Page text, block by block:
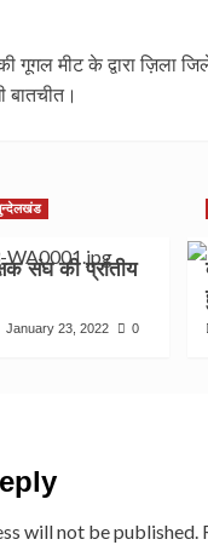
गूगल मीट के द्वारा ज़िला
बातचीत।
संघ की प्रांतीय
January 23, 2022 0
will not be published.